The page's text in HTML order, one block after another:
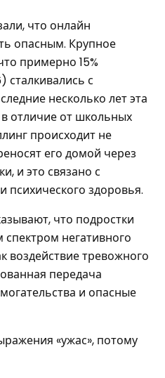
что онлайн
опасным. Крупное
примерно 15%
сталкивались с
несколько лет эта
отличие от школьных
происходит не
его домой через
и это связано с
здоровья.
что подростки
негативного
воздействие тревожного
передача
и опасные
«ужас», потому